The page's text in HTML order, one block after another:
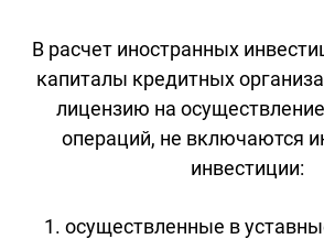
В расчет иностранных
капиталы кредитных
лицензию на
операций, не включаются
инвестиции:
осуществленные в